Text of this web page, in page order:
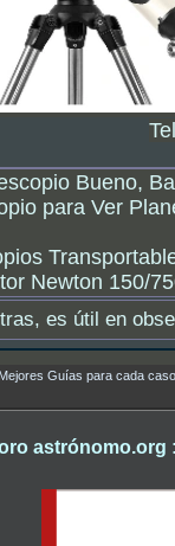
Bueno,
para Ver
Newton 150/
es útil en
Guías para cada
astrónomo.org